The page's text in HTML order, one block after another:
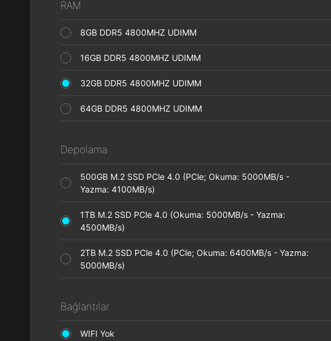
RAM
8GB DDR5 4800MHZ UDIMM
16GB DDR5 4800MHZ UDIMM
32GB DDR5 4800MHZ UDIMM
64GB DDR5 4800MHZ UDIMM
Depolama
500GB M.2 SSD PCle 4.0 (PCle; Okuma: 5000MB/s -
Yazma: 4100MB/s)
1TB M.2 SSD PCle 4.0 (Okuma: 5000MB/s - Yazma:
4500MB/s)
2TB M.2 SSD PCle 4.0 (PCle; Okuma: 6400MB/s - Yazma:
5000MB/s)
Bağlantılar
WIFI Yok